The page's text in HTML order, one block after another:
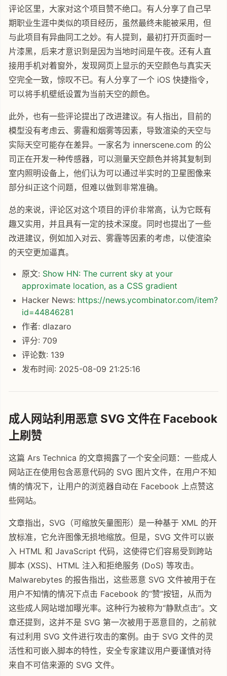
评论区里，大家对这个项目赞不绝口。有人分享了自己早
期职业生涯中类似的项目经历，虽然最终未能被采用，但
与此项目有异曲同工之妙。有人提到，最初打开页面时一
片漆黑，后来才意识到是因为当地时间是午夜。还有人直
接用手机对着窗外，发现网页上显示的天空颜色与真实天
空完全一致，惊叹不已。有人分享了一个 iOS 快捷指令，
可以将手机壁纸设置为当前天空的颜色。
此外，也有一些评论提出了改进建议。有人指出，目前的
模型没有考虑云、雾霾和烟雾等因素，导致渲染的天空与
实际天空可能存在差异。一家名为 innerscene.com 的公
司正在开发一种传感器，可以测量天空颜色并将其复制到
室内照明设备上，他们认为可以通过半实时的卫星图像来
部分纠正这个问题，但难以做到非常准确。
总的来说，评论区对这个项目的评价非常高，认为它既有
趣又实用，并且具有一定的技术深度。同时也提出了一些
改进建议，例如加入对云、雾霾等因素的考虑，以使渲染
的天空更加逼真。
原文: Show HN: The current sky at your
approximate location, as a CSS gradient
Hacker News: https://news.ycombinator.com/item?
id=44846281
作者: dlazaro
评分: 709
评论数: 139
发布时间: 2025-08-09 21:25:16
成人网站利用恶意 SVG 文件在 Facebook
上刷赞
这篇 Ars Technica 的文章揭露了一个安全问题：一些成人
网站正在使用包含恶意代码的 SVG 图片文件，在用户不知
情的情况下，让用户的浏览器自动在 Facebook 上点赞这
些网站。
文章指出，SVG（可缩放矢量图形）是一种基于 XML 的开
放标准，它允许图像无损地缩放。但是，SVG 文件可以嵌
入 HTML 和 JavaScript 代码，这使得它们容易受到跨站
脚本 (XSS)、HTML 注入和拒绝服务 (DoS) 等攻击。
Malwarebytes 的报告指出，这些恶意 SVG 文件被用于在
用户不知情的情况下点击 Facebook 的“赞”按钮，从而为
这些成人网站增加曝光率。这种行为被称为“静默点击”。文
章还提到，这并不是 SVG 第一次被用于恶意目的，之前就
有过利用 SVG 文件进行攻击的案例。由于 SVG 文件的灵
活性和可嵌入脚本的特性，安全专家建议用户要谨慎对待
来自不可信来源的 SVG 文件。